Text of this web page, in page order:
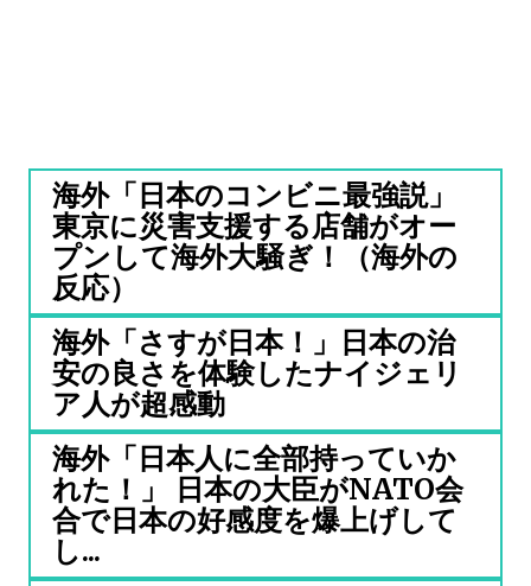
海外「日本のコンビニ最強説」
東京に災害支援する店舗がオー
プンして海外大騒ぎ！（海外の
反応）
海外「さすが日本！」日本の治
安の良さを体験したナイジェリ
ア人が超感動
海外「日本人に全部持っていか
れた！」 日本の大臣がNATO会
合で日本の好感度を爆上げして
し...